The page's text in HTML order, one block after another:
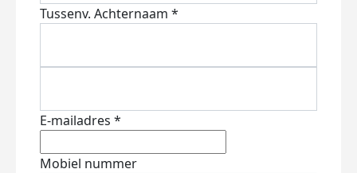
Tussenv. Achternaam *
E-mailadres *
Mobiel nummer